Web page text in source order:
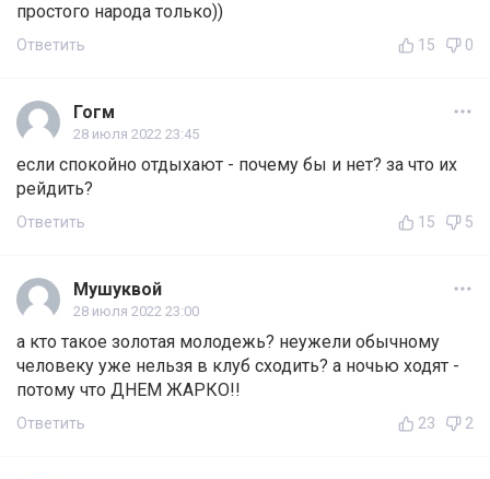
простого народа только))
Ответить 15 0
Гогм
28 июля 2022 23:45
если спокойно отдыхают - почему бы и нет? за что их
рейдить?
Ответить 15 5
Мушуквой
28 июля 2022 23:00
а кто такое золотая молодежь? неужели обычному
человеку уже нельзя в клуб сходить? а ночью ходят -
потому что ДНЕМ ЖАРКО!!
Ответить 23 2